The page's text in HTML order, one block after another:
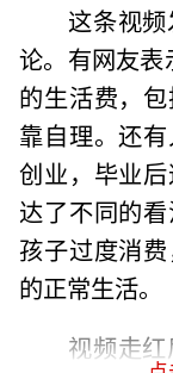
这条视
论。有网友
的生活费，
靠自理。还
创业，毕业
达了不同的
孩子过度消
的正常生活。
视频走